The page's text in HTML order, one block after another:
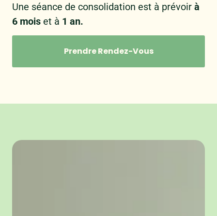
Une séance de consolidation est à prévoir à
6 mois et à 1 an.
Prendre Rendez-Vous